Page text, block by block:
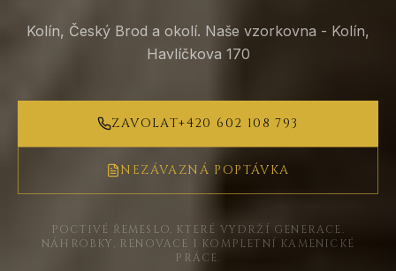
Kolín, Český Brod a okolí. Naše vzorkovna - Kolín,
Havlíčkova 170
ZAVOLAT+420 602 108 793
NEZÁVAZNÁ POPTÁVKA
POCTIVÉ ŘEMESLO, KTERÉ VYDRŽÍ GENERACE.
NÁHROBKY, RENOVACE I KOMPLETNÍ KAMENICKÉ
PRÁCE.